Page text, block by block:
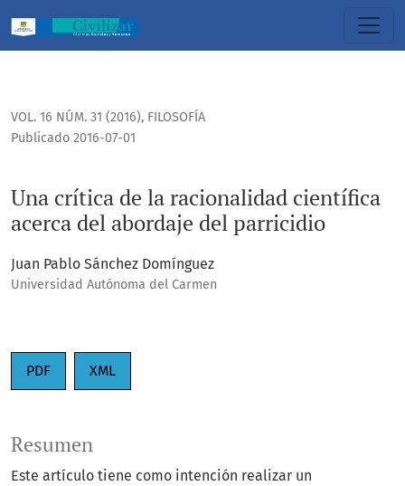
VOL. 16 NÚM. 31 (2016), FILOSOFÍA
Una crítica de la racionalidad científica
acerca del abordaje del parricidio
Publicado 2016-07-01
Juan Pablo Sánchez Domínguez
Universidad Autónoma del Carmen
PDF XML
Resumen
Este artículo tiene como intención realizar un